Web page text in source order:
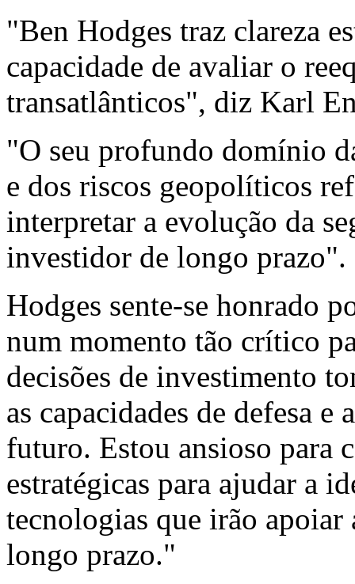
"Ben Hodges traz clareza
capacidade de avaliar o
transatlânticos", diz Karl
"O seu profundo domínio
e dos riscos geopolíticos
interpretar a evolução da
investidor de longo prazo".
Hodges sente-se honrado
num momento tão crítico
decisões de investimento
as capacidades de defesa e
futuro. Estou ansioso para
estratégicas para ajudar a
tecnologias que irão apoiar
longo prazo."